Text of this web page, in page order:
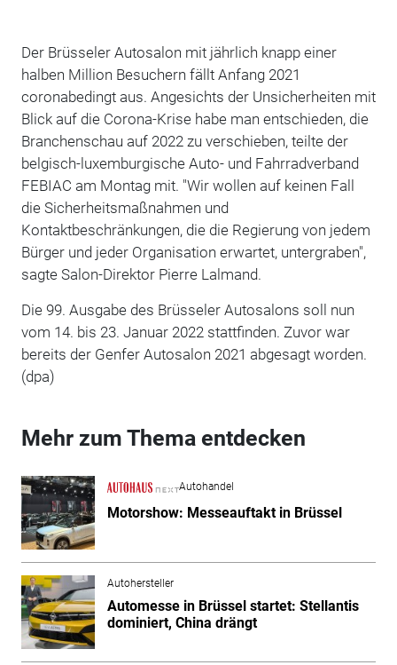
Der Brüsseler Autosalon mit jährlich knapp einer
halben Million Besuchern fällt Anfang 2021
coronabedingt aus. Angesichts der Unsicherheiten mit
Blick auf die Corona-Krise habe man entschieden, die
Branchenschau auf 2022 zu verschieben, teilte der
belgisch-luxemburgische Auto- und Fahrradverband
FEBIAC am Montag mit. "Wir wollen auf keinen Fall
die Sicherheitsmaßnahmen und
Kontaktbeschränkungen, die die Regierung von jedem
Bürger und jeder Organisation erwartet, untergraben",
sagte Salon-Direktor Pierre Lalmand.
Die 99. Ausgabe des Brüsseler Autosalons soll nun
vom 14. bis 23. Januar 2022 stattfinden. Zuvor war
bereits der Genfer Autosalon 2021 abgesagt worden.
(dpa)
Mehr zum Thema entdecken
Autohandel
Motorshow: Messeauftakt in Brüssel
Autohersteller
Automesse in Brüssel startet: Stellantis
dominiert, China drängt